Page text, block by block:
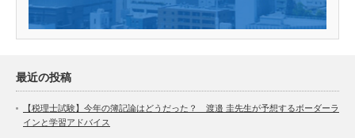
最近の投稿
【税理士試験】今年の簿記論はどうだった？ 渡邉 圭先生が予想するボーダーラ
インと学習アドバイス